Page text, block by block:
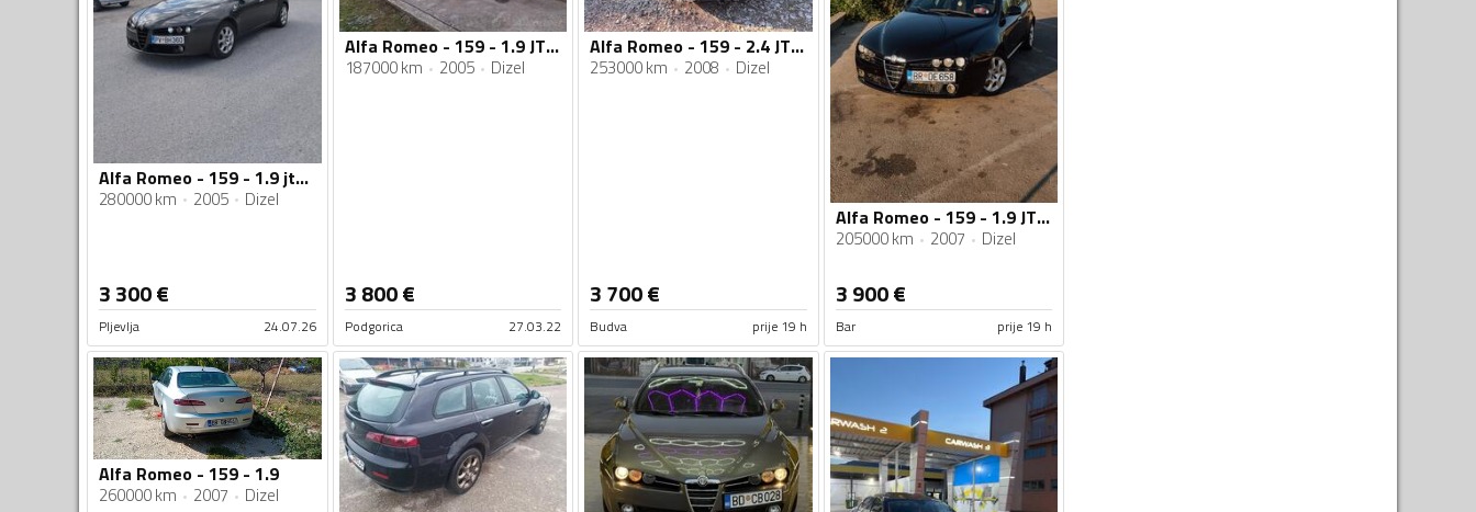
Alfa Romeo - 159 - 1.9 jtdm
280000 km 2005 Dizel
3 300€
Pljevlja 24.07.26
Alfa Romeo - 159 - 1.9 JTDM
187000 km 2005 Dizel
3 800€
Podgorica 27.03.22
Alfa Romeo - 159 - 2.4 JTDM
253000 km 2008 Dizel
3 700€
Budva prije 19 h
Alfa Romeo - 159 - 1.9 JTDM
205000 km 2007 Dizel
3 900€
Bar prije 19 h
Alfa Romeo - 159 - 1.9
260000 km 2007 Dizel